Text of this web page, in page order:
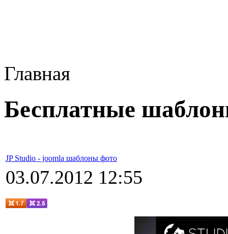
Главная
Бесплатные
JP Studio - joomla шаблоны фото
03.07.2012 12:55